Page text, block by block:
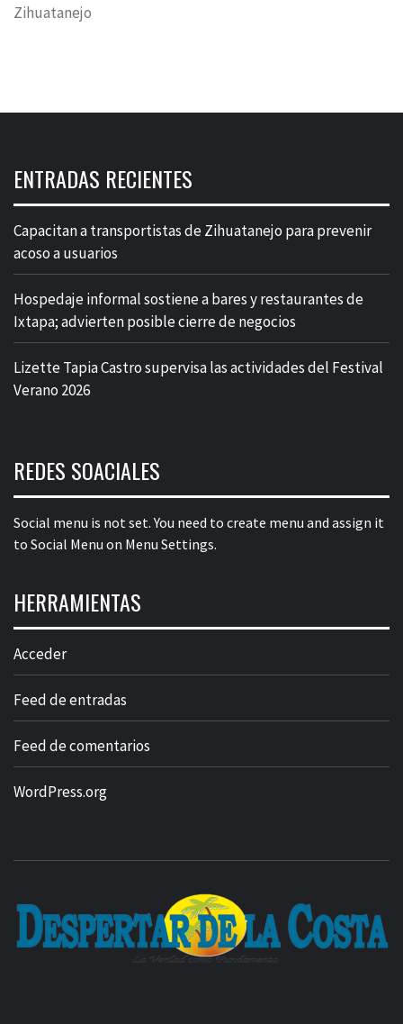
Zihuatanejo
ENTRADAS RECIENTES
Capacitan a transportistas de Zihuatanejo para prevenir
acoso a usuarios
Hospedaje informal sostiene a bares y restaurantes de
Ixtapa; advierten posible cierre de negocios
Lizette Tapia Castro supervisa las actividades del Festival
Verano 2026
REDES SOACIALES
Social menu is not set. You need to create menu and assign it
to Social Menu on Menu Settings.
HERRAMIENTAS
Acceder
Feed de entradas
Feed de comentarios
WordPress.org